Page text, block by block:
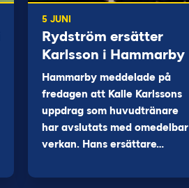
5 JUNI
Rydström ersätter
Karlsson i Hammarby
Hammarby meddelade på
fredagen att Kalle Karlssons
uppdrag som huvudtränare
har avslutats med omedelbar
verkan. Hans ersättare…